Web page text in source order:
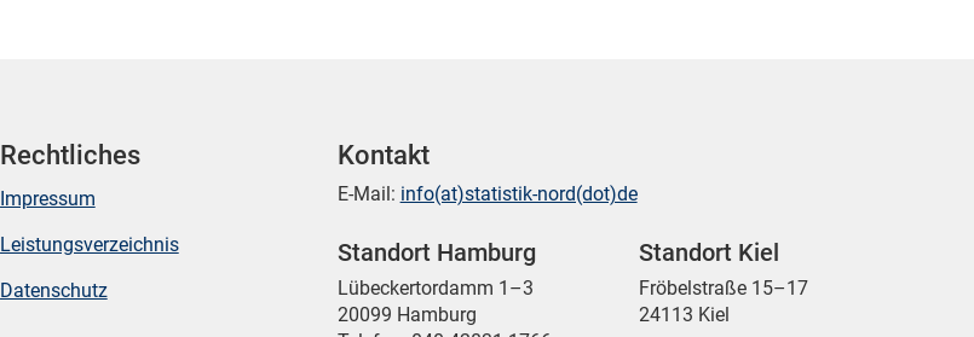
Rechtliches
Impressum
Leistungsverzeichnis
Datenschutz
Kontakt
E-Mail: info(at)statistik-nord(dot)de
Standort Hamburg
Lübeckertordamm 1–3
20099 Hamburg
Standort Kiel
Fröbelstraße 15–17
24113 Kiel